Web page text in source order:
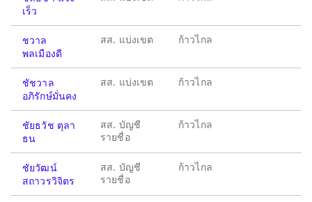
เร็ว
ชวาล
พลเมืองดี
สส. แบ่งเขต ก้าวไกล
ชัชวาล
อภิรักษ์มั่นคง
สส. แบ่งเขต ก้าวไกล
ชัยธวัช ตุลา
ธน
สส. บัญชี
รายชื่อ
ก้าวไกล
ชัยวัฒน์
สถาวรวิจิตร
สส. บัญชี
รายชื่อ
ก้าวไกล